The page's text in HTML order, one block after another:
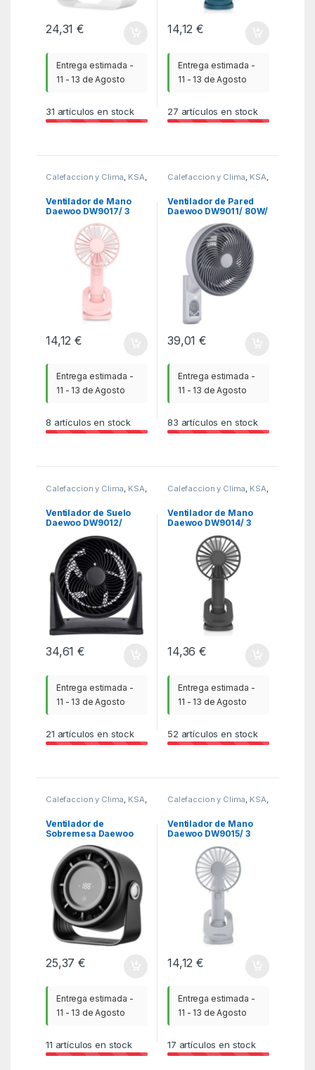
24,31€
Entrega estimada -
11 - 13 de Agosto
31 artículos en stock
14,12€
Entrega estimada -
11 - 13 de Agosto
27 artículos en stock
Calefaccion y Clima, KSA,
Ventilador de Mano
Daewoo DW9017/ 3
velocidades
14,12€
Entrega estimada -
11 - 13 de Agosto
8 artículos en stock
Calefaccion y Clima, KSA,
Ventilador de Pared
Daewoo DW9011/ 80W/
5 Aspas 25cm/ 3
Velocidades
39,01€
Entrega estimada -
11 - 13 de Agosto
83 artículos en stock
Calefaccion y Clima KSA
Ventiladores y
Ventilador de Suelo
Daewoo DW9012/
Velocidades
34,61€
Entrega estimada -
11 - 13 de Agosto
21 artículos en stock
Calefaccion y Clima KSA
Ventiladores y
Ventilador de Mano
Daewoo DW9014/ 3
14,36€
Entrega estimada -
11 - 13 de Agosto
52 artículos en stock
Calefaccion y Clima, KSA,
Ventilador de
Sobremesa Daewoo
DW9018/ 10W/ 4
Aspas/ 4 Velocidades
25,37€
Entrega estimada -
11 - 13 de Agosto
11 artículos en stock
Calefaccion y Clima, KSA,
Ventilador de Mano
Daewoo DW9015/ 3
velocidades
14,12€
Entrega estimada -
11 - 13 de Agosto
17 artículos en stock